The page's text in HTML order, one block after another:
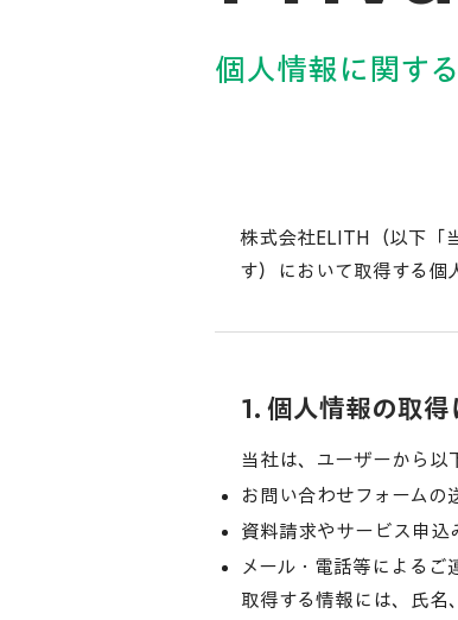
個人情報に関す
株式会社ELITH（以下「
す）において取得する個
1. 個人情報の取得
当社は、ユーザーから以
お問い合わせフォームの
資料請求やサービス申込
メール・電話等によるご
取得する情報には、氏名